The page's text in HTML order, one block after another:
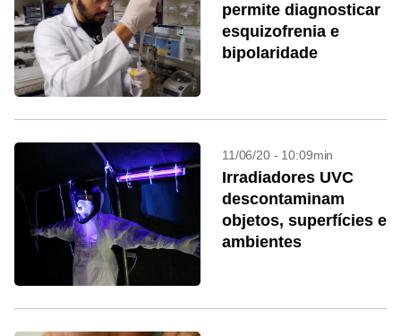
permite diagnosticar
esquizofrenia e
bipolaridade
11/06/20 - 10:09min
Irradiadores UVC
descontaminam
objetos, superfícies e
ambientes